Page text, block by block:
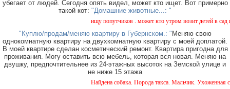
убегает от людей. Сегодня опять видел, может кто ищет. Вот примерно
такой кот: "Домашние животные...: "
ищу попутчиков . может кто утром возит детей в сад
"Куплю/продам/меняю квартиру в Губернском.: "Меняю свою
однокомнатную квартиру на двухкомнатную квартиру с моей доплатой.
В моей квартире сделан косметический ремонт. Квартира пригодна для
проживания. Могу оставить всю мебель, которая вся новая. Меняю на
двушку, предпочтительнее из 24-этажных высоток на Земской улице и
не ниже 15 этажа
Найдена собака. Порода такса. Мальчик. Ухоженная с